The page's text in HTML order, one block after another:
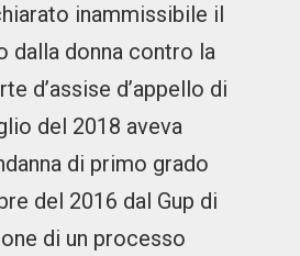
inammissibile il
dalla donna contro la
d’assise d’appello di
del 2018 aveva
di primo grado
del 2016 dal Gup di
di un processo